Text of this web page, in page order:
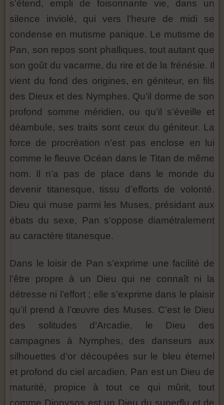
s’étend, empli de foisonnante vie, dans un
silence inviolé, qui vers l’heure de midi se
condense en mutisme panique. Le mutisme de
Pan, son repos sont phalliques, tout autant que
son goût du vacarme, du rire et de la frénésie. Il
vient du fond des origines, en géniteur, en fils
des Dieux et des Nymphes. Qu’il dorme de son
profond somme méridien, ou qu’il s’éveille et
déambule, ses traits sont ceux du géniteur. La
force de procréation n’est pas enclose en lui
comme le fleuve Océan dans le Titan de même
nom. Il n’a pas de place dans le monde du
devenir titanesque, tissu d’efforts de volonté.
Dieu qui muse parmi les Muses, présidant aux
ébats du sexe, Pan s’oppose diamétralement
au caractère titanesque.
Dans le loisir de Pan s’exprime une facilité de
l’être propre à un Dieu qui ne connaît ni la
détresse ni l’effort ; elle s’exprime dans le plaisir
qu’il prend à l’œuvre des Muses. C’est le Dieu
des solitudes d’Arcadie, le Dieu des
campagnes à Nymphes, des danseurs aux
silhouettes d’or découpées sur le bleu éternel
et profond du ciel arcadien. Pan est un Dieu de
maturité, propice à tout ce qui mûrit, tout
comme Dionysos est un Dieu du superflu et de